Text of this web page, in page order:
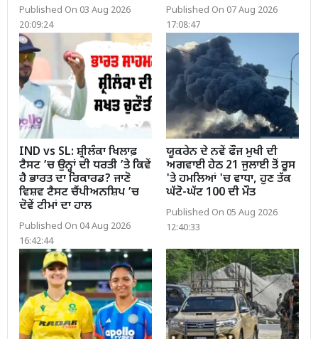
Published On 03 Aug 2026
20:09:24
Published On 07 Aug 2026
17:08:47
IND vs SL: ਸ਼੍ਰੀਲੰਕਾ ਖਿਲਾਫ਼
ਟੈਸਟ ’ਚ ਉਨ੍ਹਾਂ ਦੀ ਧਰਤੀ ’ਤੇ ਕਿਵੇਂ
ਹੈ ਭਾਰਤ ਦਾ ਰਿਕਾਰਡ? ਜਾਣੋ
ਵਿਸ਼ਵ ਟੈਸਟ ਚੈਂਪੀਅਨਸ਼ਿਪ ’ਚ
ਦੋਵੇਂ ਟੀਮਾਂ ਦਾ ਹਾਲ
Published On 04 Aug 2026
16:42:44
ਯੂਕਰੇਨ ਦੇ ਨਵੇਂ ਫੌਜ ਮੁਖੀ ਦੀ
ਅਗਵਾਈ ਹੇਠ 21 ਜੁਲਾਈ ਤੋਂ ਰੂਸ
'ਤੇ ਹਮਲਿਆਂ 'ਚ ਵਾਧਾ, ਹੁਣ ਤੱਕ
ਘੱਟੋ-ਘੱਟ 100 ਦੀ ਮੌਤ
Published On 05 Aug 2026
12:40:33